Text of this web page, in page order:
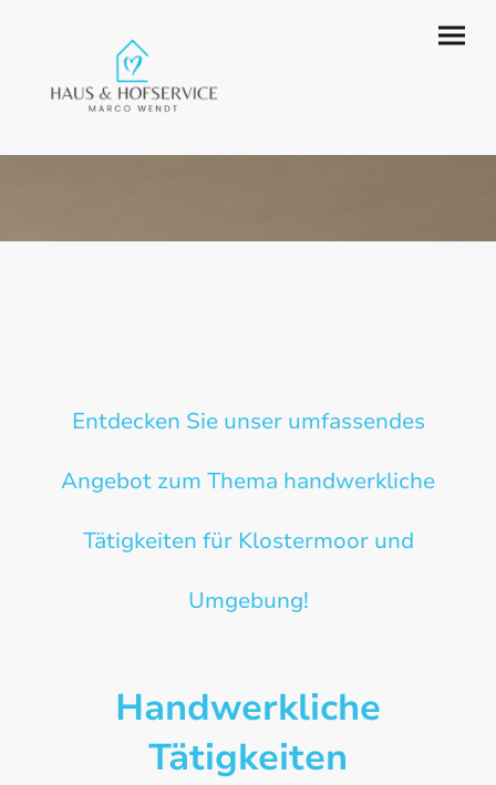
Entdecken Sie unser umfassendes
Angebot zum Thema handwerkliche
Tätigkeiten für Klostermoor und
Umgebung!
Handwerkliche
Tätigkeiten